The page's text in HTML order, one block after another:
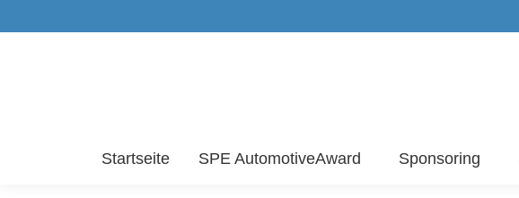
Startseite SPE AutomotiveAward Sponsoring